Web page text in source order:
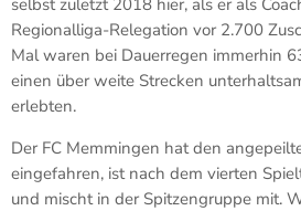
Regionalliga-Relegation vor 2.700
Mal waren bei Dauerregen immerhin
einen über weite Strecken
erlebten.
Der FC Memmingen hat den
eingefahren, ist nach dem vierten
und mischt in der Spitzengruppe mit.